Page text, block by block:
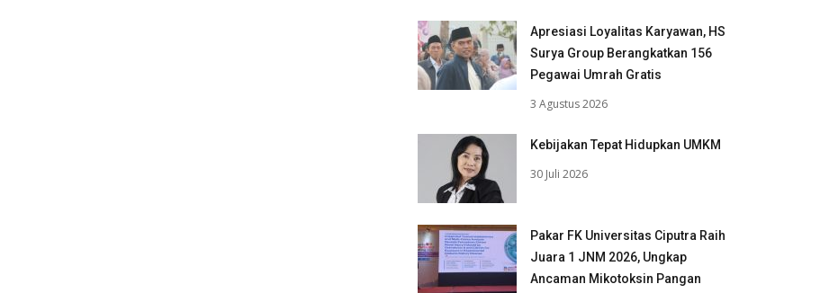
Apresiasi Loyalitas Karyawan, HS
Surya Group Berangkatkan 156
Pegawai Umrah Gratis
3 Agustus 2026
Kebijakan Tepat Hidupkan UMKM
30 Juli 2026
Pakar FK Universitas Ciputra Raih
Juara 1 JNM 2026, Ungkap
Ancaman Mikotoksin Pangan